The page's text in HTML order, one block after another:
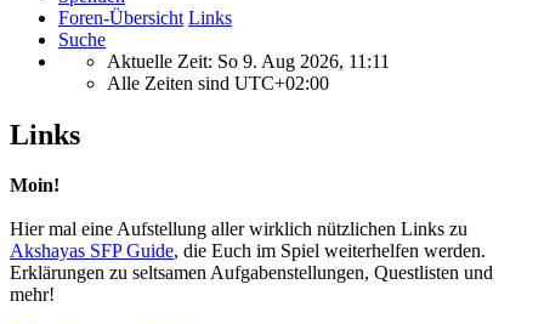
Foren-Übersicht Links
Suche
Aktuelle Zeit: So 9. Aug 2026, 11:11
Alle Zeiten sind UTC+02:00
Links
Moin!
Hier mal eine Aufstellung aller wirklich nützlichen Links zu
Akshayas SFP Guide, die Euch im Spiel weiterhelfen werden.
Erklärungen zu seltsamen Aufgabenstellungen, Questlisten und
mehr!